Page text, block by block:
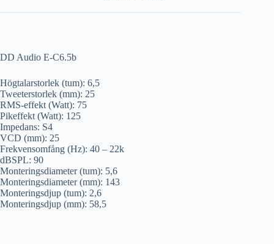
DD Audio E-C6.5b
Högtalarstorlek (tum): 6,5
Tweeterstorlek (mm): 25
RMS-effekt (Watt): 75
Pikeffekt (Watt): 125
Impedans: S4
VCD (mm): 25
Frekvensomfång (Hz): 40 – 22k
dBSPL: 90
Monteringsdiameter (tum): 5,6
Monteringsdiameter (mm): 143
Monteringsdjup (tum): 2,6
Monteringsdjup (mm): 58,5